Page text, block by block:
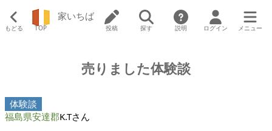
もどる TOP
家いちば
投稿 探す 説明 ログイン メニュー
売りました体験談
体験談
福島県安達郡K.Tさん